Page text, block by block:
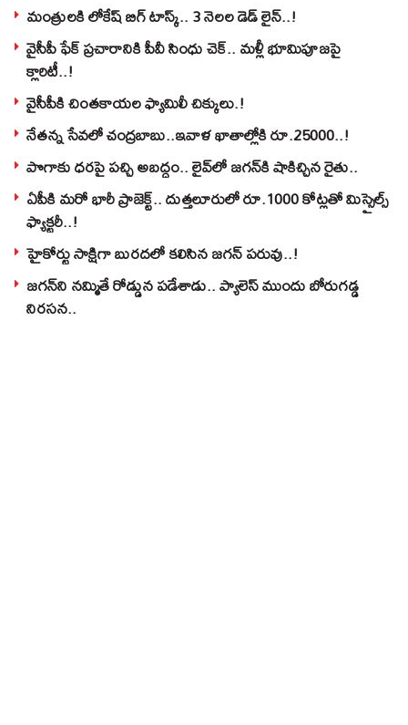
మంత్రులకి లోకేష్‌ బిగ్‌ టాస్క్‌.. 3 నెలల డెడ్‌ లైన్‌..!
వైసీపీ ఫేక్ ప్రచారానికి పీవీ సింధు చెక్.. మళ్లీ భూమిపూజపై
క్లారిటీ..!
వైసీపీకి చింతకాయల ఫ్యామిలీ చిక్కులు.!
నేతన్న సేవలో చంద్రబాబు..ఇవాళ ఖాతాల్లోకి రూ.25000..!
పొగాకు ధరపై పచ్చి అబద్దం.. లైవ్‌లో జగన్‌కి షాకిచ్చిన రైతు..
ఏపీకి మరో భారీ ప్రాజెక్ట్.. దుత్తలూరులో రూ.1000 కోట్లతో మిస్సైల్స్
ఫ్యాక్టరీ..!
హైకోర్టు సాక్షిగా బురదలో కలిసిన జగన్ పరువు..!
జగన్‌ని నమ్మితే రోడ్డున పడేశాడు.. ప్యాలెస్‌ ముందు బోరుగడ్డ
నిరసన..